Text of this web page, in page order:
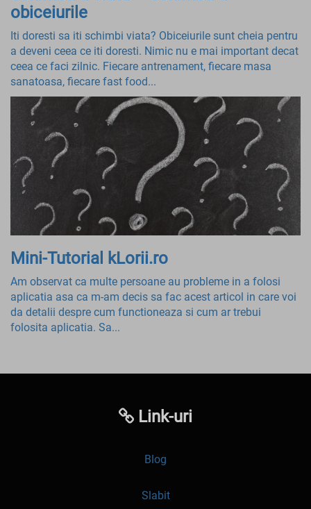
obiceiurile
Iti doresti sa iti schimbi viata? Obiceiurile sunt cheia pentru
a deveni ceea ce iti doresti. Nimic nu e mai important decat
ceea ce faci zilnic. Fiecare antrenament, fiecare masa
sanatoasa, fiecare fast food...
Mini-Tutorial kLorii.ro
Am observat ca multe persoane au probleme in a folosi
aplicatia asa ca m-am decis sa fac acest articol in care voi
da detalii despre cum functioneaza si cum ar trebui
folosita aplicatia. Sa...
Link-uri
Blog
Slabit